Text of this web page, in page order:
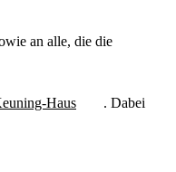
an alle, die die
Haus
. Dabei